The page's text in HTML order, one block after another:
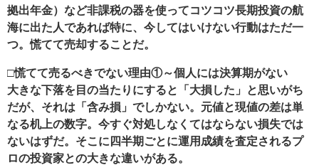
拠出年金）など非課税の器を使ってコツコツ長期投資の航
海に出た人であれば特に、今してはいけない行動はただ一
つ。慌てて売却することだ。
□慌てて売るべきでない理由①～個人には決算期がない
大きな下落を目の当たりにすると「大損した」と思いがち
だが、それは「含み損」でしかない。元値と現値の差は単
なる机上の数字。今すぐ対処しなくてはならない損失では
ないはずだ。そこに四半期ごとに運用成績を査定されるプ
ロの投資家との大きな違いがある。